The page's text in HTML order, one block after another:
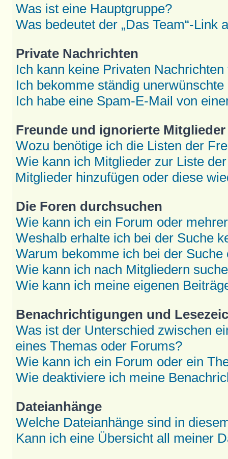
Was ist eine Hauptgruppe?
Was bedeutet der „Das Team“-Link
Private Nachrichten
Ich kann keine Privaten
Ich bekomme ständig
Ich habe eine Spam-E-Mail von
Freunde und ignorierte Mitglieder
Wozu benötige ich die Listen der
Wie kann ich Mitglieder zur Liste
Mitglieder hinzufügen oder diese
Die Foren durchsuchen
Wie kann ich ein Forum oder
Weshalb erhalte ich bei der Suche
Warum bekomme ich bei der Suche
Wie kann ich nach Mitgliedern
Wie kann ich meine eigenen
Benachrichtigungen und
Was ist der Unterschied zwischen
eines Themas oder Forums?
Wie kann ich ein Forum oder ein
Wie deaktiviere ich meine
Dateianhänge
Welche Dateianhänge sind in
Kann ich eine Übersicht all meiner